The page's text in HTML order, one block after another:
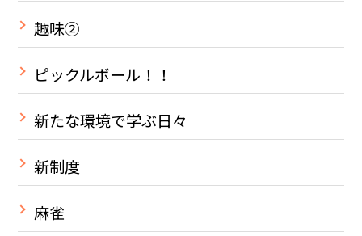
趣味②
ピックルボール！！
新たな環境で学ぶ日々
新制度
麻雀